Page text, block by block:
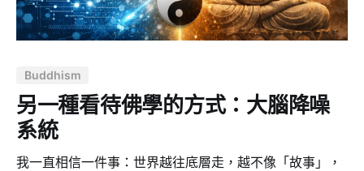
Buddhism
另一種看待佛學的方式：大腦降噪
系統
我一直相信一件事：世界越往底層走，越不像「故事」，